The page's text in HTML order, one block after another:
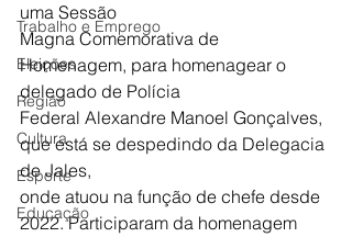
Trabalho e Emprego
Eleições
Região
Cultura
Esporte
Educação
uma Sessão
Magna Comemorativa de
Homenagem, para homenagear o
delegado de Polícia
Federal Alexandre Manoel Gonçalves,
que está se despedindo da Delegacia
de Jales,
onde atuou na função de chefe desde
2022. Participaram da homenagem